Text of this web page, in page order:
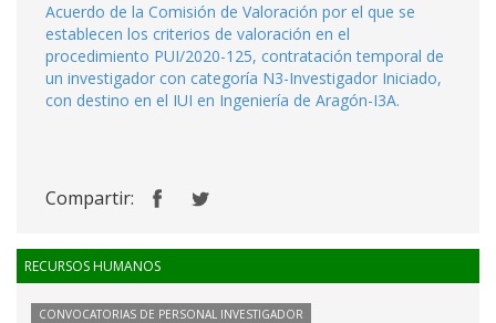
Acuerdo de la Comisión de Valoración por el que se
establecen los criterios de valoración en el
procedimiento PUI/2020-125, contratación temporal de
un investigador con categoría N3-Investigador Iniciado,
con destino en el IUI en Ingeniería de Aragón-I3A.
Compartir:
RECURSOS HUMANOS
CONVOCATORIAS DE PERSONAL INVESTIGADOR